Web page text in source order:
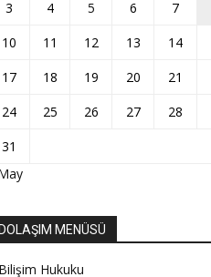
3
4 5 6 7
10
11 12 13 14
17
18 19 20 21
24
25 26 27 28
31
DOLAŞIM MENÜSÜ
Bilişim Hukuku